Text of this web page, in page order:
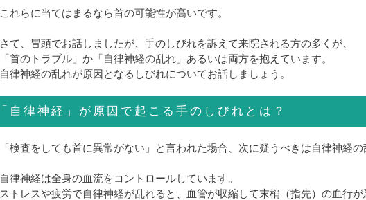
これらに当てはまるなら首の可能性が高いです。
さて、冒頭でお話しましたが、手のしびれを訴えて来院される方の多くが、
「首のトラブル」か「自律神経の乱れ」あるいは両方を抱えています。
自律神経の乱れが原因となるしびれについてお話しましょう。
「自律神経」が原因で起こる手のしびれとは？
「検査をしても首に異常がない」と言われた場合、次に疑うべきは自律神経
自律神経は全身の血流をコントロールしています。
ストレスや疲労で自律神経が乱れると、血管が収縮して末梢（指先）の血行